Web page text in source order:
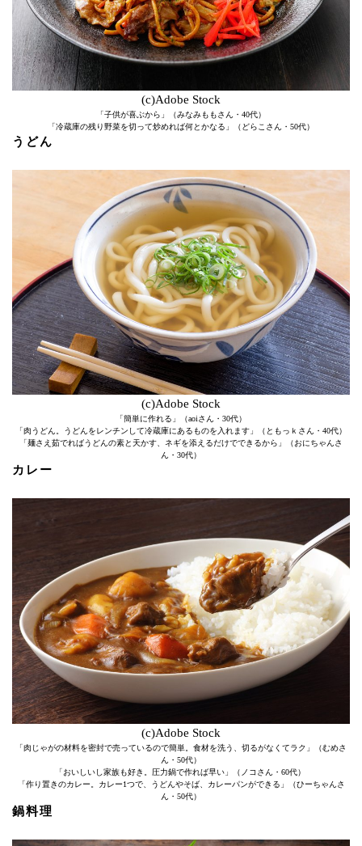
(c)Adobe Stock
「子供が喜ぶから」（みなみももさん・40代）
「冷蔵庫の残り野菜を切って炒めれば何とかなる」（どらこさん・50代）
うどん
(c)Adobe Stock
「簡単に作れる」（aoiさん・30代）
「肉うどん。うどんをレンチンして冷蔵庫にあるものを入れます」（ともっｋさん・40代）
「麺さえ茹でればうどんの素と天かす、ネギを添えるだけでできるから」（おにちゃんさ
ん・30代）
カレー
(c)Adobe Stock
「肉じゃがの材料を密封で売っているので簡単。食材を洗う、切るがなくてラク」（むめさ
ん・50代）
「おいしいし家族も好き。圧力鍋で作れば早い」（ノコさん・60代）
「作り置きのカレー。カレー1つで、うどんやそば、カレーパンができる」（ひーちゃんさ
ん・50代）
鍋料理